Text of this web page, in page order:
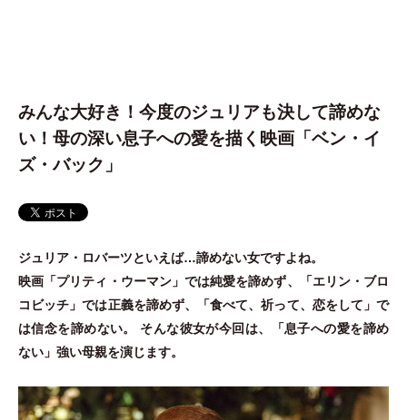
みんな大好き！今度のジュリアも決して諦めな
い！母の深い息子への愛を描く映画「ベン・イ
ズ・バック」
ジュリア ・ ロバーツといえば…諦めない女ですよね。
映画 「プリティ ・ ウーマン」 では純愛を諦めず、 「エリン・ ブロ
コビッチ 」では正義を諦めず、 「食べて、祈って、恋をして 」で
は信念を諦めない。 そんな彼女が今回は、
「息子への愛を諦め
ない 」 強い母親を演じます。